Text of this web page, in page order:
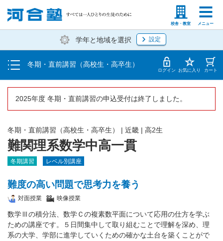
校舎・教室 メニュー
塾生の方 高等学校の先生
学年と地域を選択 設定
冬期・直前講習（高校生・高卒生）
受講料・お申し込み方法
受講開始までの流れ
校舎一覧 ログイン お気に入り カート
2025年度 冬期・直前講習の申込受付は終了しました。
難関理系数学中高一貫
冬期・直前講習（高校生・高卒生） | 近畿 | 高2生
冬期講習 レベル別講座
難度の高い問題で思考力を養う
対面授業 映像授業
数学Ⅲの積分法、数学Ｃの複素数平面について応用の仕方を学ぶ
ための講座です。５日間集中して取り組むことで理解を深め、理
系の大学、学部に進学していくための確かな土台を築くことがで